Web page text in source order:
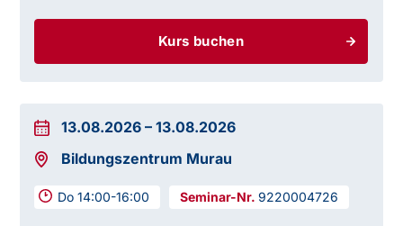
Kurs buchen
13.08.2026 –13.08.2026
Bildungszentrum Murau
Do 14:00-16:00 9220004726